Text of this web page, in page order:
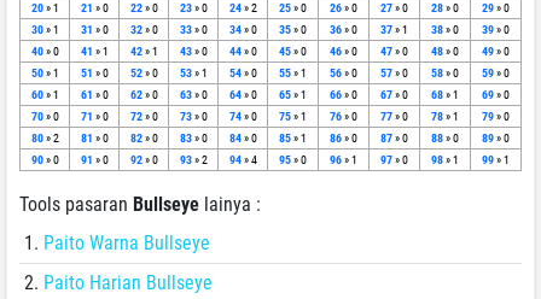
20» 1 21 » 0 22» 0 23» 0 24» 2 25» 0 26» 0 27» 0 28» 0 29» 0
30» 1 31 » 0 32» 0 33» 0 34» 0 35» 0 36» 0 37» 1 38» 0 39» 0
40» 0 41 » 1 42» 1 43» 0 44» 0 45» 0 46» 0 47» 0 48» 0 49» 0
50» 1 51 » 0 52» 0 53» 1 54» 0 55» 1 56» 0 57» 0 58» 0 59» 0
60» 1 61 » 0 62» 0 63» 0 64» 0 65» 1 66» 0 67» 0 68» 1 69» 0
70» 0 71 » 0 72» 0 73» 0 74» 0 75» 1 76» 0 77» 0 78» 1 79» 0
80» 2 81 » 0 82» 0 83» 0 84» 0 85» 1 86» 0 87» 0 88» 0 89» 0
90» 0 91 » 0 92» 0 93» 2 94» 4 95» 0 96» 1 97» 0 98» 1 99» 1
Tools pasaran Bullseye lainya :
Paito Warna Bullseye
Paito Harian Bullseye